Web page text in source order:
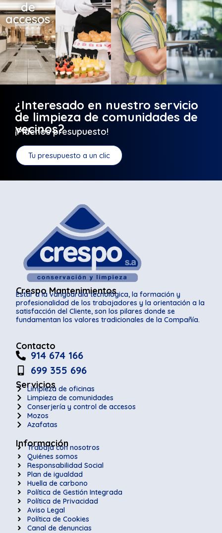
de
accesos
¿Interesado en nuestro servicio
de limpieza de comunidades de
vecinos?
¡Pídenos presupuesto!
Tu presupuesto a un clic
Crespo Mantenimientos
Estar a la vanguardia tecnológica, la formación y
profesionalidad de los trabajadores y la orientación a la
satisfacción del Cliente, son los pilares donde se
fundamentan los valores tradicionales de la Compañía.
Contacto
914 674 166
699 355 696
Servicios
Limpieza de oficinas
Limpieza de comunidades
Conserjería y control de accesos
Mozos
Azafatas
Información
Trabaja con nosotros
Quiénes somos
Responsabilidad Social
Plan de igualdad
Huella de carbono
Política de Gestión Integrada
Política de Privacidad
Aviso Legal
Política de Cookies
Canal de denuncias